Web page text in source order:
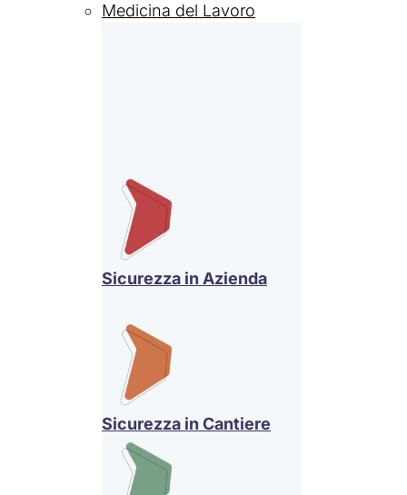
Medicina del Lavoro
Sicurezza in Azienda
Sicurezza in Cantiere